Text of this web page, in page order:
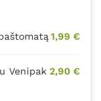
1,99 €
Venipak 2,90 €